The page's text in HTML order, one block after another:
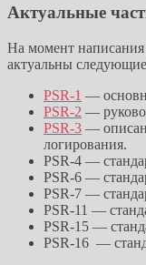
Актуальные
На момент написания
актуальны
PSR-1 —
PSR-2 —
PSR-3 —
логирования.
PSR-4 —
PSR-6 —
PSR-7 —
PSR-11 —
PSR-15 —
PSR-16 —